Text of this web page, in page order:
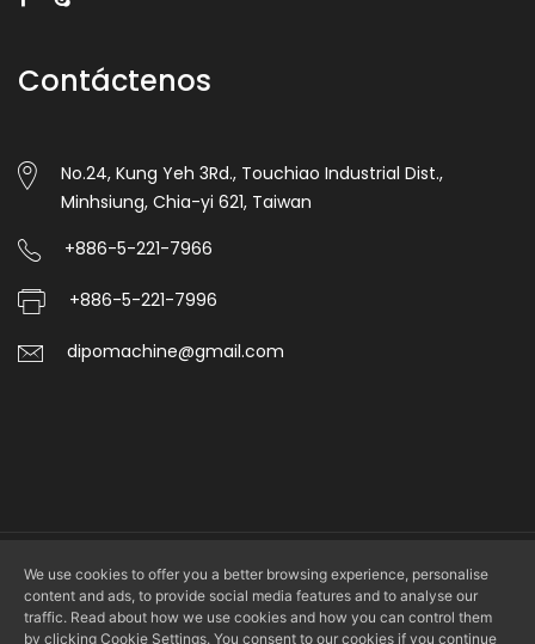
Contáctenos
No.24, Kung Yeh 3Rd., Touchiao Industrial Dist.,
Minhsiung, Chia-yi 621, Taiwan
+886-5-221-7966
+886-5-221-7996
dipomachine@gmail.com
Copyright © 2026 DIPO PLASTIC MACHINERY CO., LTD. All rights
reserved.
We use cookies to offer you a better browsing experience, personalise
content and ads, to provide social media features and to analyse our
traffic. Read about how we use cookies and how you can control them
by clicking Cookie Settings. You consent to our cookies if you continue